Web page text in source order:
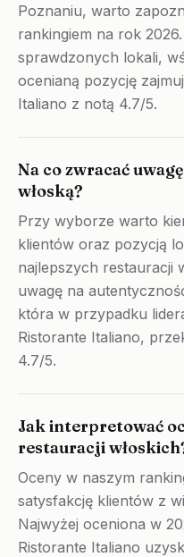
Poznaniu, warto
rankingiem na rok
sprawdzonych lokali,
ocenianą pozycję
Italiano z notą 4.7/5.
Na co zwracać
włoską?
Przy wyborze warto
klientów oraz pozycją
najlepszych restauracji
uwagę na
która w przypadku
Ristorante Italiano,
4.7/5.
Jak interpretować
restauracji
Oceny w naszym
satysfakcję klientów z
Najwyżej oceniona w
Ristorante Italiano